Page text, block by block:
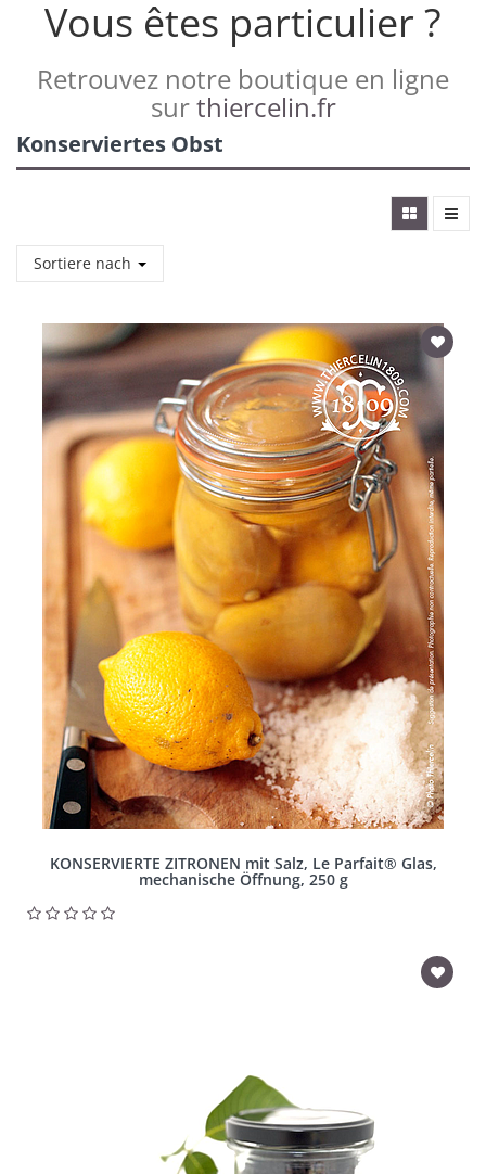
Vous êtes particulier ?
Retrouvez notre boutique en ligne
surthiercelin.fr
Konserviertes Obst
Sortiere nach
KONSERVIERTE ZITRONEN mit Salz, Le Parfait® Glas,
mechanische Öffnung, 250 g